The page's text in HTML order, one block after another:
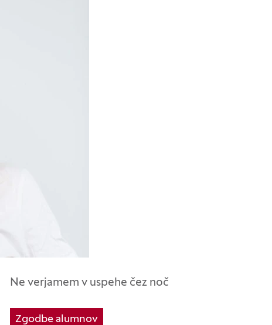
Ne verjamem v uspehe čez noč
Zgodbe alumnov